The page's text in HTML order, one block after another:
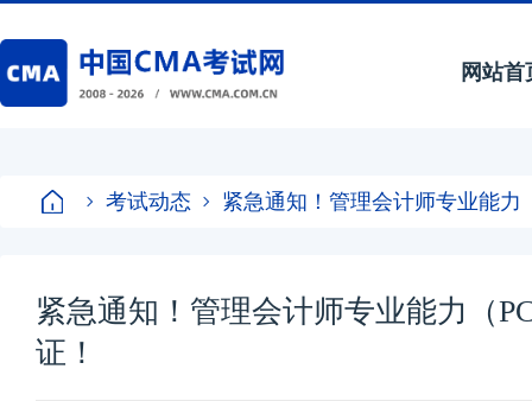
网站首
考试动态 紧急通知！管理会计师专业能
紧急通知！管理会计师专业能力（
证！